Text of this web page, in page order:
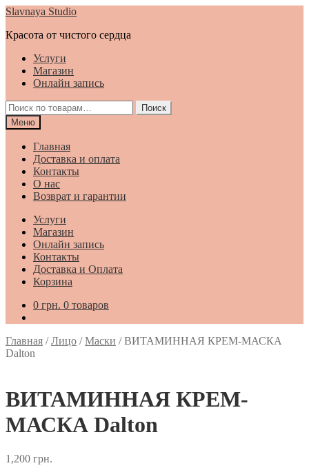
Перейти
навигации
Перейти
содержимому
Slavnaya Studio
Красота от чистого сердца
Услуги
Магазин
Онлайн запись
Искать:
Поиск
Меню
Главная
Доставка и оплата
Контакты
О нас
Возврат и гарантии
Услуги
Магазин
Онлайн запись
Контакты
Доставка и Оплата
Корзина
0 грн. 0 товаров
Главная /Лицо /Маски /ВИТАМИННАЯ КРЕМ-МАСКА
Dalton
ВИТАМИННАЯ КРЕМ-
МАСКА Dalton
1,200 грн.